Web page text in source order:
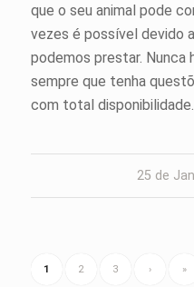
que o seu animal pode
vezes é possível devido
podemos prestar.
sempre que tenha
com total disponibilidade.
25 de
1 2 3 › »